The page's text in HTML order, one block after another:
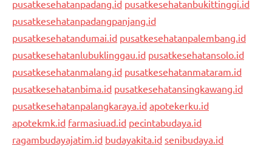
pusatkesehatanpadang.id pusatkesehatanbukittinggi.id
pusatkesehatanpadangpanjang.id
pusatkesehatandumai.id pusatkesehatanpalembang.id
pusatkesehatanlubuklinggau.id pusatkesehatansolo.id
pusatkesehatanmalang.id pusatkesehatanmataram.id
pusatkesehatanbima.id pusatkesehatansingkawang.id
pusatkesehatanpalangkaraya.id apotekerku.id
apotekmk.id farmasiuad.id pecintabudaya.id
ragambudayajatim.id budayakita.id senibudaya.id